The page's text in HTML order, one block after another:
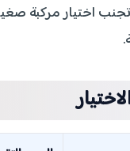
اختيار مركبة